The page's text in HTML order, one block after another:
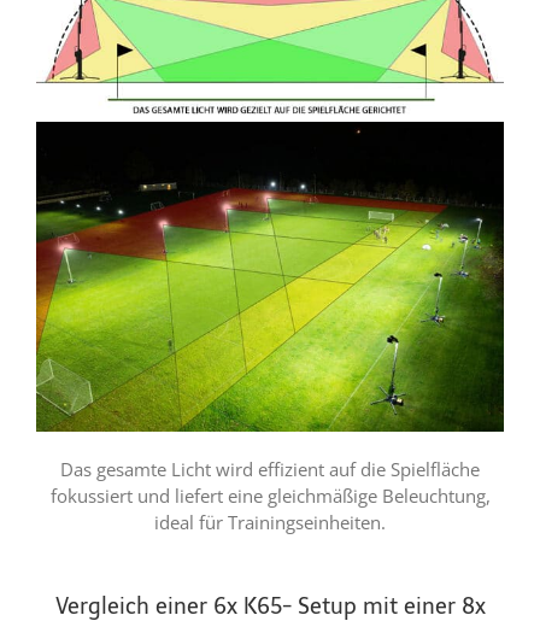
Das gesamte Licht wird effizient auf die Spielfläche
fokussiert und liefert eine gleichmäßige Beleuchtung,
ideal für Trainingseinheiten.
Vergleich einer 6x K65- Setup mit einer 8x